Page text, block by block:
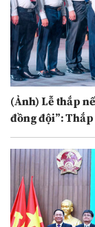
(Ảnh) Lễ thắp
đồng đội”: